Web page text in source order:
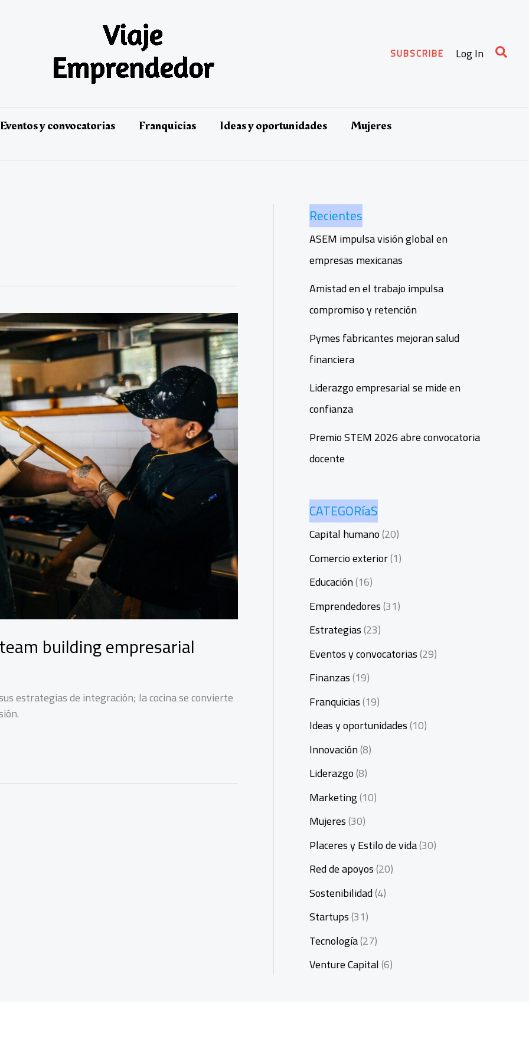
SUBSCRIBE Log In
Eventos y convocatorias Franquicias Ideas y oportunidades
Mujeres
building empresarial
estrategias de integración; la cocina se convierte
Recientes
ASEM impulsa visión global en
empresas mexicanas
Amistad en el trabajo impulsa
compromiso y retención
Pymes fabricantes mejoran salud
financiera
Liderazgo empresarial se mide en
confianza
Premio STEM 2026 abre convocatoria
docente
CATEGORíaS
Capital humano(20)
Comercio exterior(1)
Educación(16)
Emprendedores(31)
Estrategias(23)
Eventos y convocatorias(29)
Finanzas(19)
Franquicias(19)
Ideas y oportunidades(10)
Innovación(8)
Liderazgo(8)
Marketing(10)
Mujeres(30)
Placeres y Estilo de vida(30)
Red de apoyos(20)
Sostenibilidad(4)
Startups(31)
Tecnología(27)
Venture Capital(6)